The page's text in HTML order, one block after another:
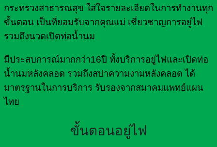
กระทรวงสาธารณสุข ใส่ใจรายละเอียดในการทำงานทุก
ขั้นตอน เป็นที่ยอมรับจากคุณแม่ เชี่ยวชาญการอยู่ไฟ
รวมถึงนวดเปิดท่อน้ำนม
มีประสบการณ์มากกว่า16ปี ทั้งบริการอยู่ไฟและเปิดท่อ
น้ำนมหลังคลอด รวมถึงสปาความงามหลังคลอด ได้
มาตรฐานในการบริการ รับรองจากสมาคมแพทย์แผน
ไทย
ขั้นตอนอยู่ไฟ